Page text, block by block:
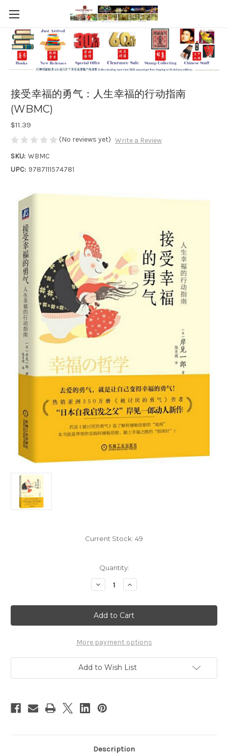
接受幸福的勇气：人生幸福的行动指南
(WBMC)
$11.39
(No reviews yet) Write a Review
SKU: WBMC
UPC: 9787111574781
Current Stock: 49
Quantity:
Decrease
Quantity
接
受
幸
福
勇
气：
人
幸
福
指
南
Increase
Quantity
接
受
幸
福
勇
气：
人
生
幸
福
More payment options
Add to Wish List
Description